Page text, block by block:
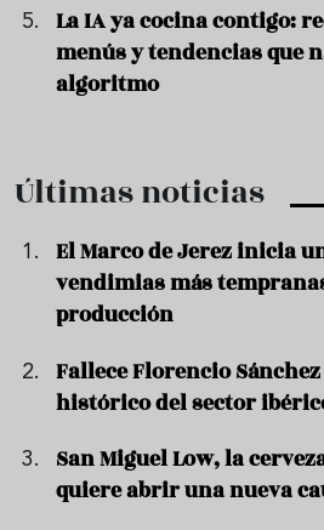
La IA ya cocina contigo:
menús y tendencias que
algoritmo
Últimas noticias
El Marco de Jerez inicia
vendimias más
producción
Fallece Florencio
histórico del sector
San Miguel Low, la
quiere abrir una nueva